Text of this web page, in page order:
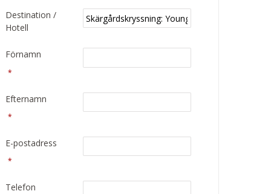
Destination /
Hotell
Förnamn
*
Efternamn
*
E-postadress
*
Telefon